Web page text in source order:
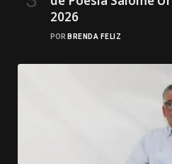
2026
POR BRENDA FELIZ